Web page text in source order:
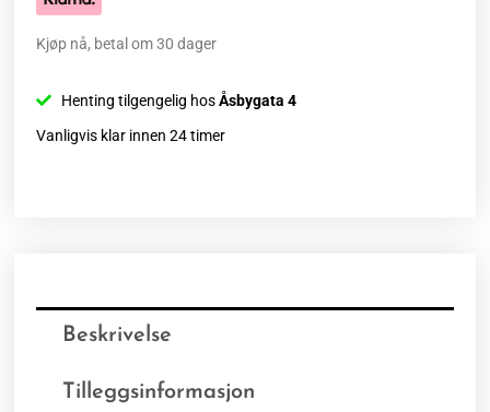
Kjøp nå, betal om 30 dager
Henting tilgengelig hosÅsbygata 4
Vanligvis klar innen 24 timer
Beskrivelse
Tilleggsinformasjon